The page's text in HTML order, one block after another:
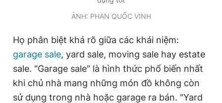
ẢNH: PHAN QUỐC VINH
Họ phân biệt khá rõ giữa các khái niệm:
garage sale, yard sale, moving sale hay estate
sale. "Garage sale" là hình thức phổ biến nhất
khi chủ nhà mang những món đồ không còn
sử dụng trong nhà hoặc garage ra bán. "Yard